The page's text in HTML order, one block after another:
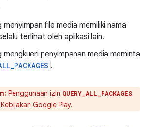
menyimpan file media memiliki nama
terlihat oleh aplikasi lain.
mengkueri penyimpanan media meminta
.
Penggunaan izin QUERY_ALL_PACKAGES
Google Play.